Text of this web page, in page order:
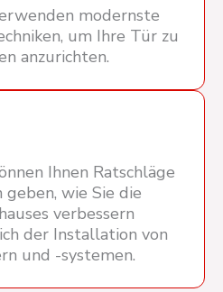
modernste
um Ihre Tür zu
anzurichten.
Ihnen Ratschläge
wie Sie die
verbessern
der Installation von
und -systemen.